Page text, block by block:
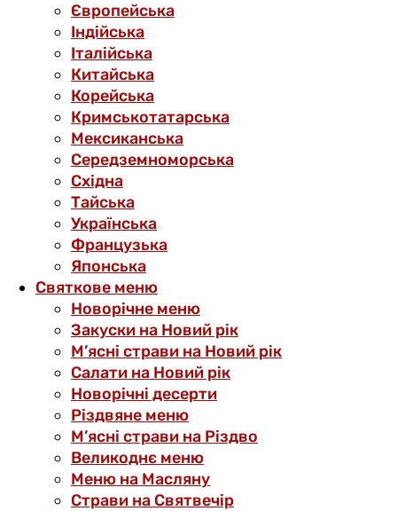
Європейська
Індійська
Італійська
Китайська
Корейська
Кримськотатарська
Мексиканська
Середземноморська
Східна
Тайська
Українська
Французька
Японська
Святкове меню
Новорічне меню
Закуски на Новий рік
М’ясні страви на Новий рік
Салати на Новий рік
Новорічні десерти
Різдвяне меню
М’ясні страви на Різдво
Великоднє меню
Меню на Масляну
Страви на Святвечір